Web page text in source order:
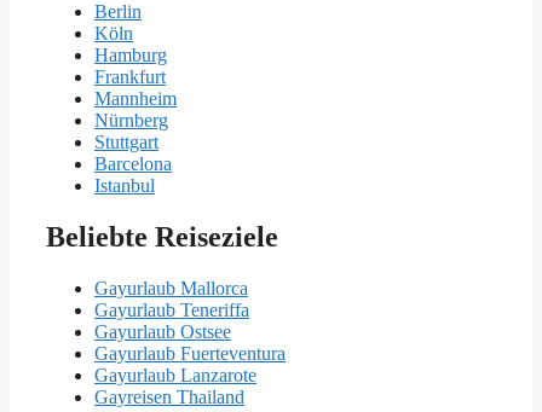
Berlin
Köln
Hamburg
Frankfurt
Mannheim
Nürnberg
Stuttgart
Barcelona
Istanbul
Beliebte Reiseziele
Gayurlaub Mallorca
Gayurlaub Teneriffa
Gayurlaub Ostsee
Gayurlaub Fuerteventura
Gayurlaub Lanzarote
Gayreisen Thailand